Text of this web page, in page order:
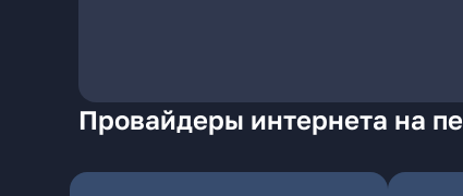
Провайдеры интернета на